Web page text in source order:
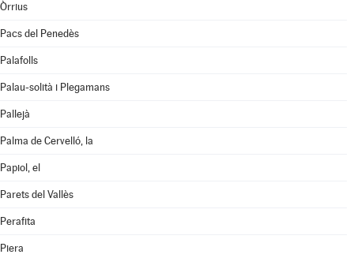
Òrrius
Pacs del Penedès
Palafolls
Palau-solità i Plegamans
Pallejà
Palma de Cervelló, la
Papiol, el
Parets del Vallès
Perafita
Piera